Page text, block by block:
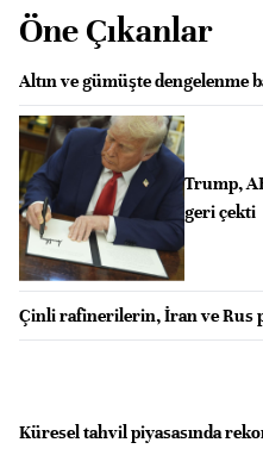
Öne Çıkanlar
Altın ve gümüşte dengelenme
Trump,
geri çekti
Çinli rafinerilerin, İran ve Rus
Küresel tahvil piyasasında